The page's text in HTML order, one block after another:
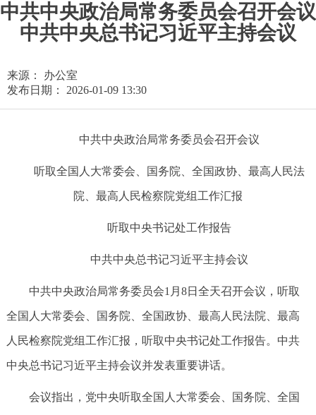
中共中央政治局常务委员会召开会议
中共中央总书记习近平主持会议
来源： 办公室
发布日期： 2026-01-09 13:30
中共中央政治局常务委员会召开会议
听取全国人大常委会、国务院、全国政协、最高人民法
院、最高人民检察院党组工作汇报
听取中央书记处工作报告
中共中央总书记习近平主持会议
中共中央政治局常务委员会1月8日全天召开会议，听取
全国人大常委会、国务院、全国政协、最高人民法院、最高
人民检察院党组工作汇报，听取中央书记处工作报告。中共
中央总书记习近平主持会议并发表重要讲话。
会议指出，党中央听取全国人大常委会、国务院、全国